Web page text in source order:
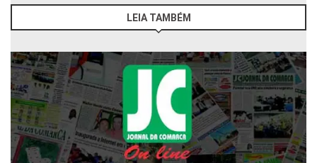
LEIA TAMBÉM